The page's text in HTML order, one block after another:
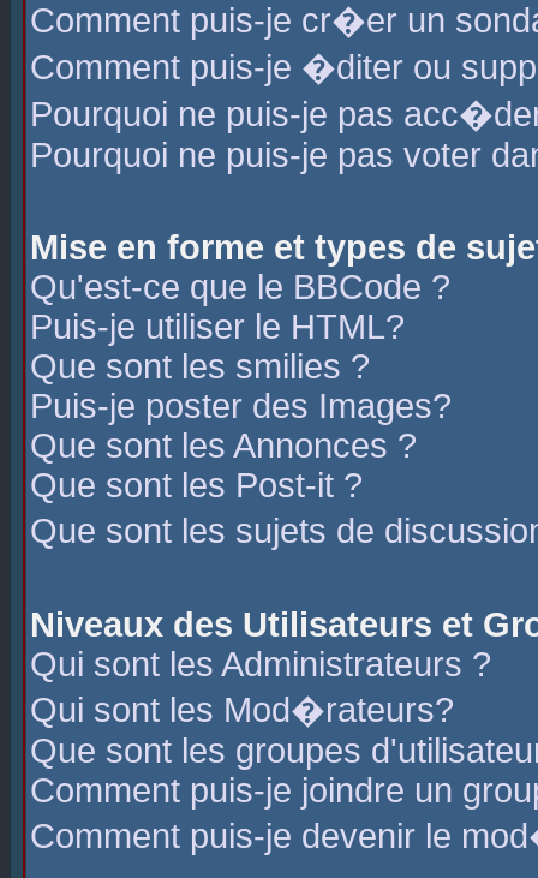
Comment puis-je cr�er un
Comment puis-je �diter ou
Pourquoi ne puis-je pas
Pourquoi ne puis-je pas voter
Mise en forme et types de
Qu'est-ce que le BBCode ?
Puis-je utiliser le HTML?
Que sont les smilies ?
Puis-je poster des Images?
Que sont les Annonces ?
Que sont les Post-it ?
Que sont les sujets de
Niveaux des Utilisateurs et
Qui sont les Administrateurs ?
Qui sont les Mod�rateurs?
Que sont les groupes
Comment puis-je joindre un
Comment puis-je devenir le